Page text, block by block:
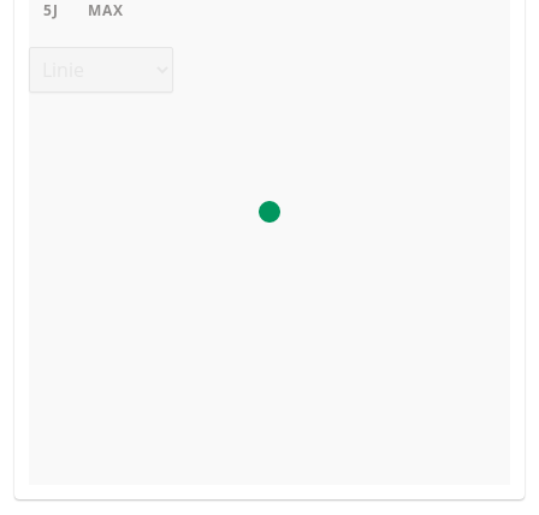
5J MAX
Der Rechner für dieses Produkt ist deaktiviert, da der Stop-
BASISPROSPEKT